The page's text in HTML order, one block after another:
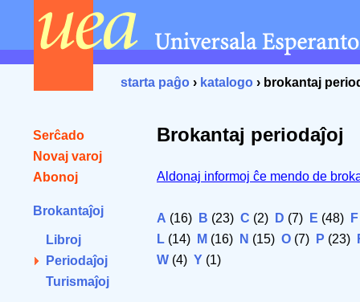
starta paĝo › katalogo › brokantaj
Serĉado
Novaj varoj
Abonoj
Brokantaĵoj
Libroj
Periodaĵoj
Turismaĵoj
Brokantaj periodaĵoj
Aldonaj informoj ĉe mendo de
A (16) B (23) C (2) D (7) E (48) F
L (14) M (16) N (15) O (7) P (23)
W (4) Y (1)